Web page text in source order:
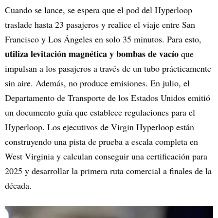
Cuando se lance, se espera que el pod del Hyperloop
traslade hasta 23 pasajeros y realice el viaje entre San
Francisco y Los Ángeles en solo 35 minutos. Para esto,
utiliza levitación magnética y bombas de vacío que
impulsan a los pasajeros a través de un tubo prácticamente
sin aire. Además, no produce emisiones. En julio, el
Departamento de Transporte de los Estados Unidos emitió
un documento guía que establece regulaciones para el
Hyperloop. Los ejecutivos de Virgin Hyperloop están
construyendo una pista de prueba a escala completa en
West Virginia y calculan conseguir una certificación para
2025 y desarrollar la primera ruta comercial a finales de la
década.